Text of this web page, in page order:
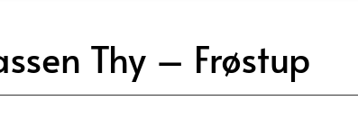
Thy – Frøstup